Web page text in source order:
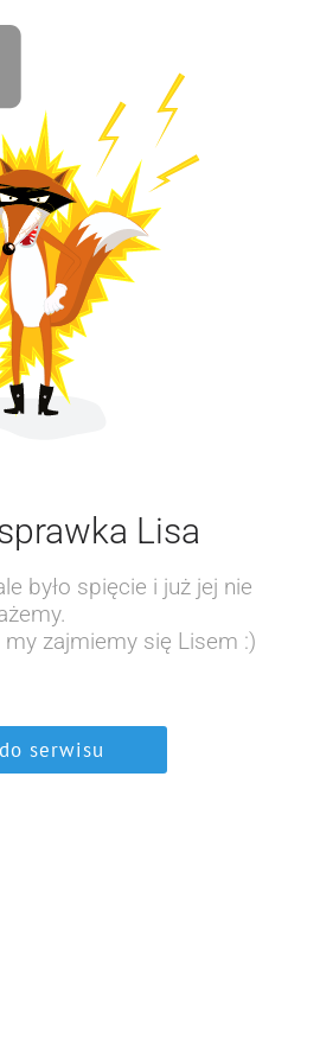
Lisa
było spięcie i już jej nie
zajmiemy się Lisem :)
serwisu